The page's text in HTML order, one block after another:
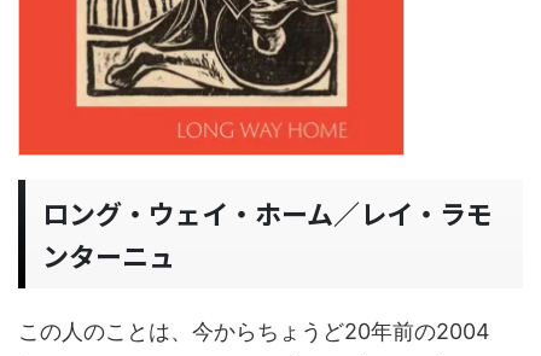
ロング・ウェイ・ホーム／レイ・ラモ
ンターニュ
この人のことは、今からちょうど20年前の2004